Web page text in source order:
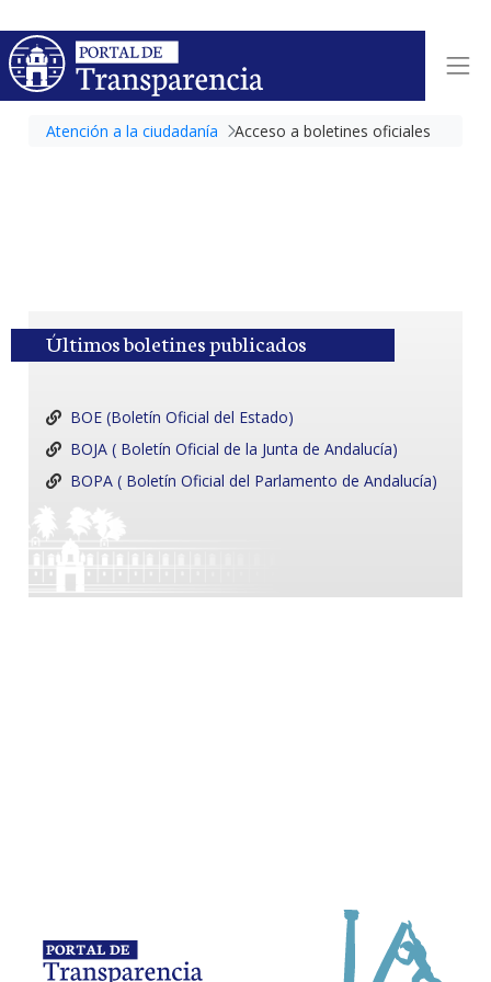
Atención a la ciudadanía Acceso a boletines oficiales
Últimos boletines publicados
BOE (Boletín Oficial del Estado)
BOJA ( Boletín Oficial de la Junta de Andalucía)
BOPA ( Boletín Oficial del Parlamento de Andalucía)